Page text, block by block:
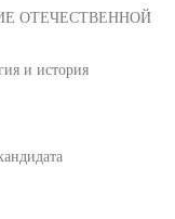
ОТЕЧЕСТВЕННОЙ
и история